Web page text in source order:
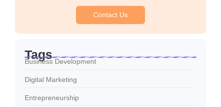
Contact Us
Tags
Business Development
Digital Marketing
Entrepreneurship